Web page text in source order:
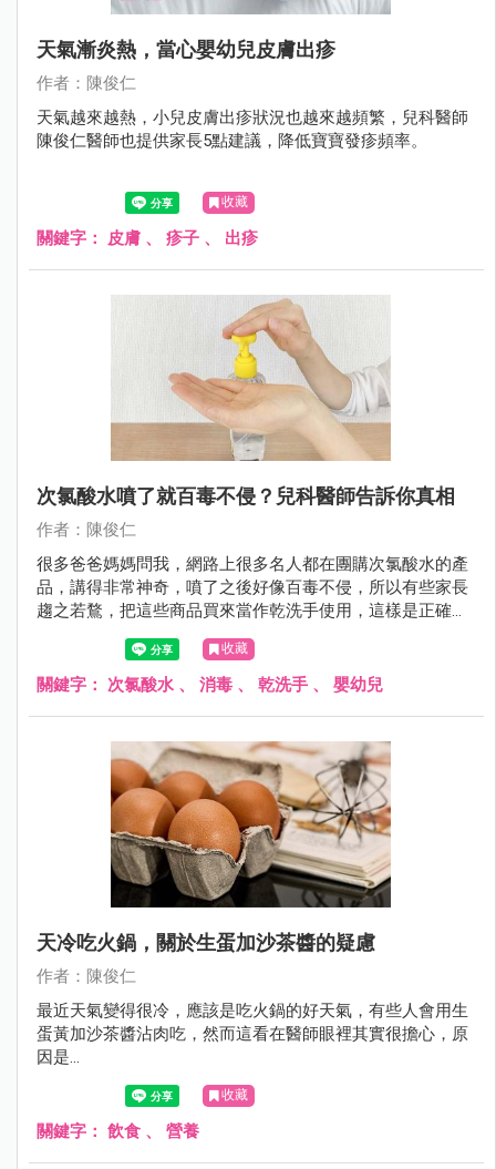
天氣漸炎熱，當心嬰幼兒皮膚出疹
作者：陳俊仁
天氣越來越熱，小兒皮膚出疹狀況也越來越頻繁，兒科醫師
陳俊仁醫師也提供家長5點建議，降低寶寶發疹頻率。
收藏
關鍵字： 皮膚 、 疹子 、 出疹
次氯酸水噴了就百毒不侵？兒科醫師告訴你真相
作者：陳俊仁
很多爸爸媽媽問我，網路上很多名人都在團購次氯酸水的產
品，講得非常神奇，噴了之後好像百毒不侵，所以有些家長
趨之若鶩，把這些商品買來當作乾洗手使用，這樣是正確的
收藏
關鍵字： 次氯酸水 、 消毒 、 乾洗手 、 嬰幼兒
天冷吃火鍋，關於生蛋加沙茶醬的疑慮
作者：陳俊仁
最近天氣變得很冷，應該是吃火鍋的好天氣，有些人會用生
蛋黃加沙茶醬沾肉吃，然而這看在醫師眼裡其實很擔心，原
因是...
收藏
關鍵字： 飲食 、 營養